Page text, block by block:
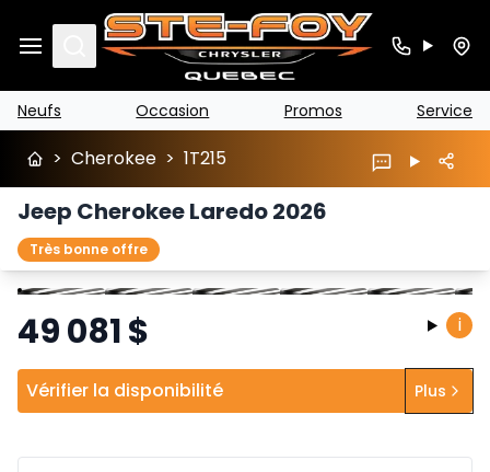
Search
Neufs Occasion Promos Service
> Cherokee > 1T215
Jeep Cherokee Laredo 2026
Très bonne offre
ArrêterPrécédent
Suivant
49 081$ i
Vérifier la disponibilité Plus